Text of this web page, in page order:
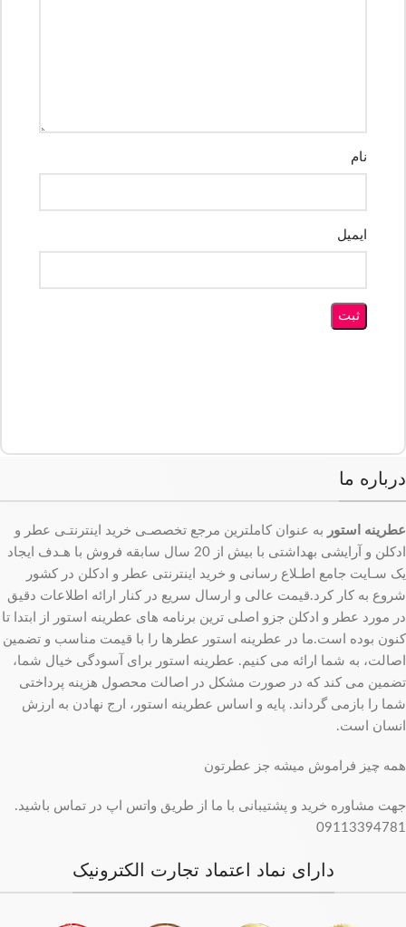
نام
ایمیل
درباره ما
عطرینه استور به عنوان کاملترین مرجع تخصصـی خرید اینترنتـی عطر و
ادکلن و آرایشی بهداشتی با بیش از 20 سال سابقه فروش با هـدف ایجاد
یک سـایت جامع اطـلاع رسانی و خرید اینترنتی عطر و ادکلن در کشور
شروع به کار کرد.قیمت عالی و ارسال سریع در کنار ارائه اطلاعات دقیق
در مورد عطر و ادکلن جزو اصلی ترین برنامه های عطرینه استور از ابتدا تا
کنون بوده است.ما در عطرینه استور عطرها را با قیمت مناسب و تضمین
اصالت، به شما ارائه می کنیم. عطرینه استور برای آسودگی خیال شما،
تضمین می کند که در صورت مشکل در اصالت محصول هزینه پرداختی
شما را بازمی گرداند. پایه و اساس عطرینه استور، ارج نهادن به ارزش
انسان است.
همه چیز فراموش میشه جز عطرتون
جهت مشاوره خرید و پشتیبانی با ما از طریق واتس اپ در تماس باشید.
09113394781
دارای نماد اعتماد تجارت الکترونیک